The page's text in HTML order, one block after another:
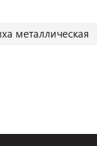
металлическая